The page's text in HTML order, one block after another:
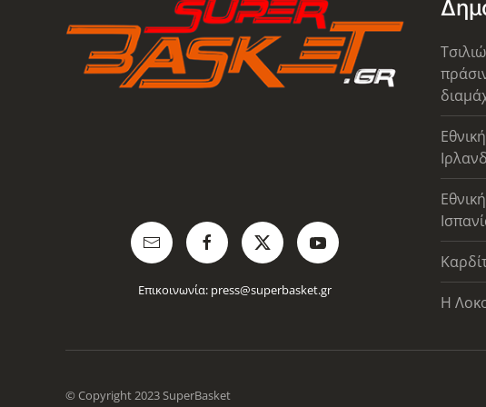
Επικοινωνία: press@superbasket.gr
Η
© Copyright 2023 SuperBasket